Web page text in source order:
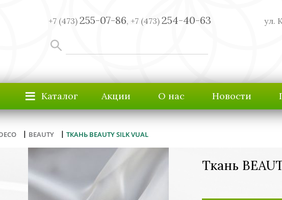
+7 (473) 255-07-86, +7 (473) 254-40-63 ул.
≡ Каталог Акции О нас Новости
| BEAUTY | ТКАНЬ BEAUTY SILK VUAL
Ткань